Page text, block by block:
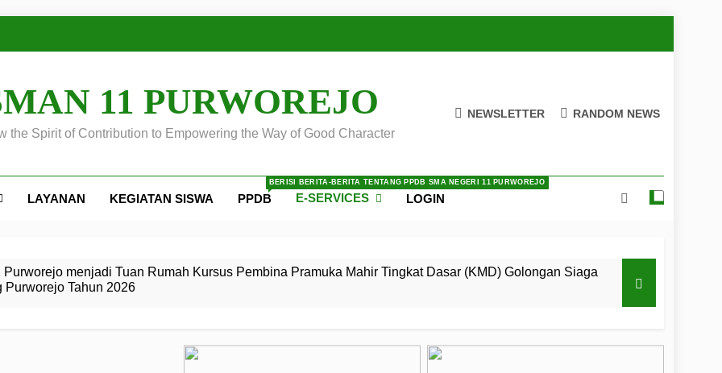
11 PURWOREJO
the Spirit of Contribution to Empowering the Way of Good Character
NEWSLETTER RANDOM NEWS
LAYANAN KEGIATAN SISWA PPDB
BERISI BERITA-BERITA TENTANG PPDB SMA NEGERI 11 PURWOREJO
E-SERVICES LOGIN
Purworejo menjadi Tuan Rumah Kursus Pembina Pramuka Mahir Tingkat Dasar (KMD) Golongan Siaga
Purworejo Tahun 2026
Calon Dewan Ambalan SMA Negeri 11 Purworejo: Membentuk Jiwa Kepemimpinan, Disiplin,
Tingkat
Gugus Depan
di LKBB
oleh Pasukan Khusus
11
Negeri 11 Purworejo
menjadi lokasi pelaksanaan